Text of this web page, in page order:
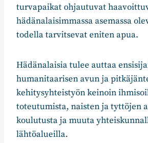
turvapaikat ohjautuvat
hädänalaisimmassa asemassa
todella tarvitsevat eniten apua.
Hädänalaisia tulee auttaa
humanitaarisen avun ja
kehitysyhteistyön keinoin
toteutumista, naisten ja tyttöjen
koulutusta ja muuta
lähtöalueilla.